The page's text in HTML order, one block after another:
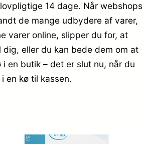
14 dage. Når webshops
de mange udbydere af varer,
varer online, slipper du for, at
eller du kan bede dem om at
en butik – det er slut nu, når du
en kø til kassen.